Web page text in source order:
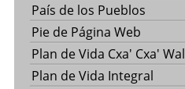
País de los Pueblos
Pie de Página Web
Plan de Vida Cxa' Cxa'
Plan de Vida Integral